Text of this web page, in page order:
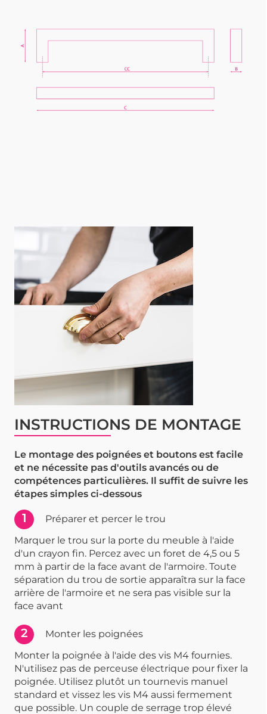
INSTRUCTIONS DE MONTAGE
Le montage des poignées et boutons est facile
et ne nécessite pas d'outils avancés ou de
compétences particulières. Il suffit de suivre les
étapes simples ci-dessous
1
Préparer et percer le trou
Marquer le trou sur la porte du meuble à l'aide
d'un crayon fin. Percez avec un foret de 4,5 ou 5
mm à partir de la face avant de l'armoire. Toute
séparation du trou de sortie apparaîtra sur la face
arrière de l'armoire et ne sera pas visible sur la
face avant
2
Monter les poignées
Monter la poignée à l'aide des vis M4 fournies.
N'utilisez pas de perceuse électrique pour fixer la
poignée. Utilisez plutôt un tournevis manuel
standard et vissez les vis M4 aussi fermement
que possible. Un couple de serrage trop élevé